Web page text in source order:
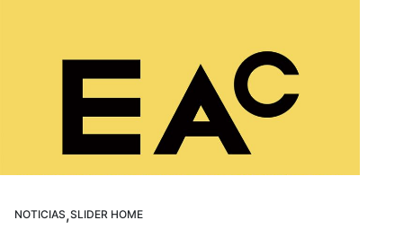
NOTICIAS,SLIDER HOME